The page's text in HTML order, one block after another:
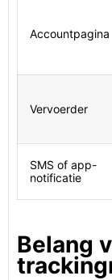
Accountpagina
Vervoerder
SMS of app-
notificatie
Belang